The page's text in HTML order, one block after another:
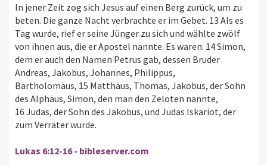
In jener Zeit zog sich Jesus auf einen Berg zurück, um zu
beten. Die ganze Nacht verbrachte er im Gebet. 13 Als es
Tag wurde, rief er seine Jünger zu sich und wählte zwölf
von ihnen aus, die er Apostel nannte. Es waren: 14 Simon,
dem er auch den Namen Petrus gab, dessen Bruder
Andreas, Jakobus, Johannes, Philippus,
Bartholomäus, 15 Matthäus, Thomas, Jakobus, der Sohn
des Alphäus, Simon, den man den Zeloten nannte,
16 Judas, der Sohn des Jakobus, und Judas Iskariot, der
zum Verräter wurde.
Lukas 6:12-16 - bibleserver.com